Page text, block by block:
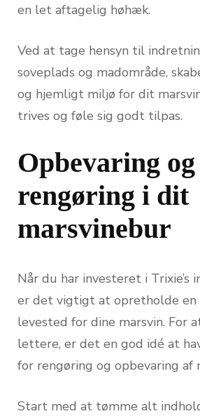
en let aftagelig høhæk.
Ved at tage hensyn til
soveplads og madområde,
og hjemligt miljø for dit
trives og føle sig godt tilpas.
Opbevaring og
rengøring i dit
marsvinebur
Når du har investeret i Trixie’s
er det vigtigt at opretholde en
levested for dine marsvin. For
lettere, er det en god idé at
for rengøring og opbevaring af
Start med at tømme alt